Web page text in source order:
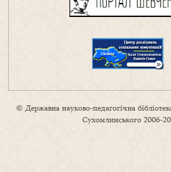
© Державна науково-педагогічна
Сухомлинського 2006-